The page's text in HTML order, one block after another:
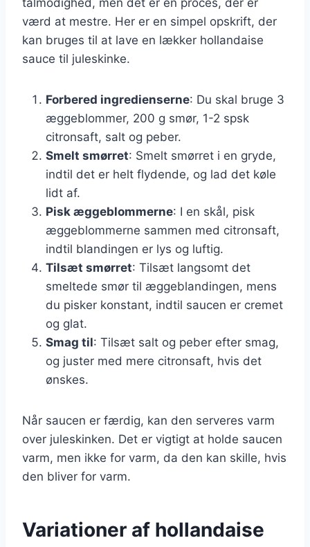
værd at mestre. Her er en simpel opskrift, der
kan bruges til at lave en lækker hollandaise
sauce til juleskinke.
Forbered ingredienserne: Du skal bruge 3
æggeblommer, 200 g smør, 1-2 spsk
citronsaft, salt og peber.
Smelt smørret: Smelt smørret i en gryde,
indtil det er helt flydende, og lad det køle
lidt af.
Pisk æggeblommerne: I en skål, pisk
æggeblommerne sammen med citronsaft,
indtil blandingen er lys og luftig.
Tilsæt smørret: Tilsæt langsomt det
smeltede smør til æggeblandingen, mens
du pisker konstant, indtil saucen er cremet
og glat.
Smag til: Tilsæt salt og peber efter smag,
og juster med mere citronsaft, hvis det
ønskes.
Når saucen er færdig, kan den serveres varm
over juleskinken. Det er vigtigt at holde saucen
varm, men ikke for varm, da den kan skille, hvis
den bliver for varm.
Variationer af hollandaise